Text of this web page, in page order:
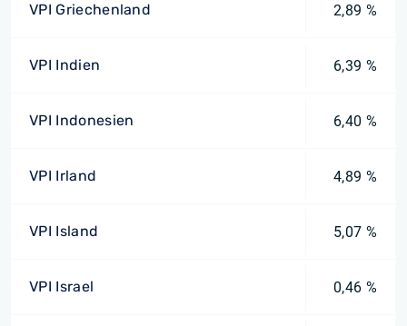
VPI Griechenland 2,89 %
VPI Indien 6,39 %
VPI Indonesien 6,40 %
VPI Irland 4,89 %
VPI Island 5,07 %
VPI Israel 0,46 %